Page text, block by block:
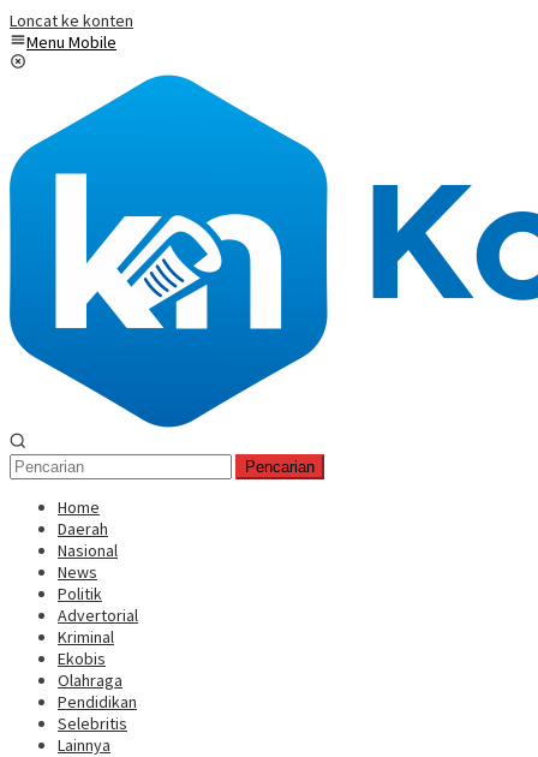
Loncat ke konten
Menu Mobile
Pencarian
Home
Daerah
Nasional
News
Politik
Advertorial
Kriminal
Ekobis
Olahraga
Pendidikan
Selebritis
Lainnya